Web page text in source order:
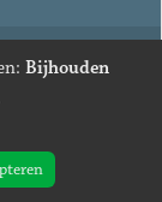
Bijhouden